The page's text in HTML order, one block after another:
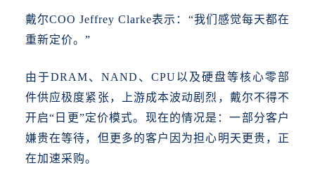
戴尔COO Jeffrey Clarke表示：“我们感觉每天都在
重新定价。”
由于DRAM、NAND、CPU以及硬盘等核心零部
件供应极度紧张，上游成本波动剧烈，戴尔不得不
开启“日更”定价模式。现在的情况是：一部分客户
嫌贵在等待，但更多的客户因为担心明天更贵，正
在加速采购。